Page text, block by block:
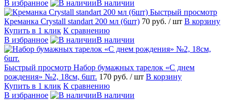
В избранное
В наличии
Быстрый просмотр
Креманка Crystall standart 200 мл (6шт) 70 руб. / шт В корзину
Купить в 1 клик К сравнению
В избранное
В наличии
Быстрый просмотр Набор бумажных тарелок «С днем
рождения» №2, 18см, 6шт. 170 руб. / шт В корзину
Купить в 1 клик К сравнению
В избранное
В наличии